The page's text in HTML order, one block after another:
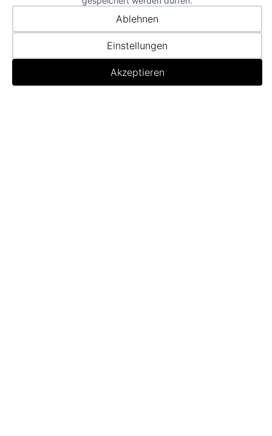
Ablehnen
Einstellungen
Akzeptieren